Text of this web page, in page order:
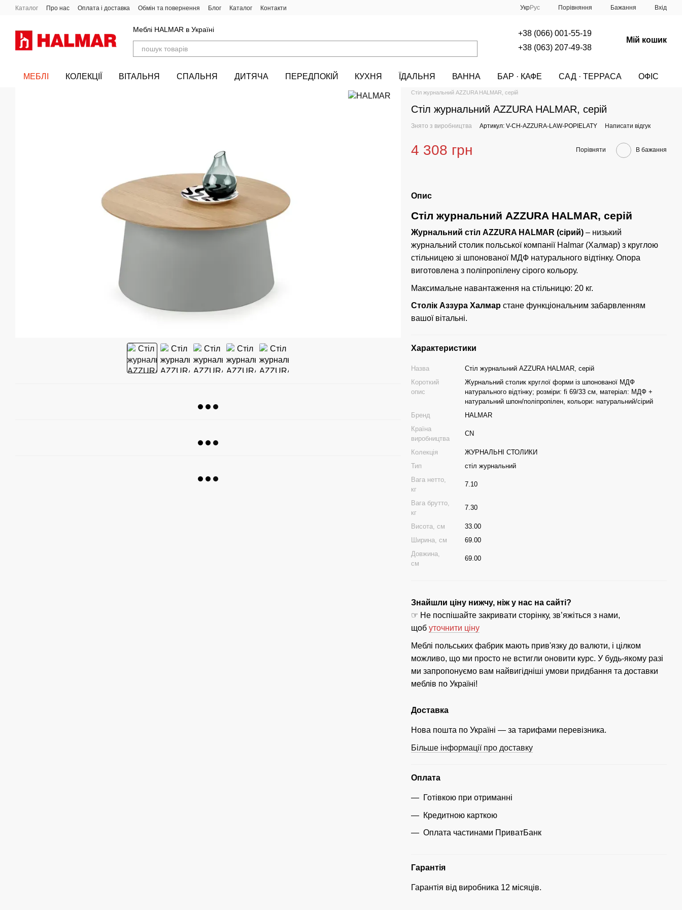
Перейти до основного контенту
Каталог Про нас Оплата і доставка Обмін та повернення Блог Каталог Контакти УкрРус Порівняння Бажання Вхід
Меблі HALMAR в Україні
+38 (066) 001-55-19
+38 (063) 207-49-38
Мій кошик
МЕБЛІ КОЛЕКЦІЇ ВІТАЛЬНЯ СПАЛЬНЯ ДИТЯЧА ПЕРЕДПОКІЙ КУХНЯ ЇДАЛЬНЯ ВАННА БАР · КАФЕ САД · ТЕРРАСА ОФІС
Стіл журнальний AZZURA HALMAR, серій
Стіл журнальний AZZURA HALMAR, серій
Знято з виробництва Артикул: V-CH-AZZURA-LAW-POPIELATY Написати відгук
4 308 грн Порівняти В бажання
Опис
Стіл журнальний AZZURA HALMAR, серій
Журнальний стіл AZZURA HALMAR (сірий) – низький
журнальний столик польської компанії Halmar (Халмар) з круглою
стільницею зі шпонованої МДФ натурального відтінку. Опора
виготовлена з поліпропілену сірого кольору.
Максимальне навантаження на стільницю: 20 кг.
Столік Аззура Халмар стане функціональним забарвленням
вашої вітальні.
Характеристики
Назва
Стіл журнальний AZZURA HALMAR, серій
Короткий
опис
Журнальний столик круглої форми із шпонованої МДФ
натурального відтінку; розміри: fi 69/33 см, матеріал: МДФ +
натуральний шпон/поліпропілен, кольори: натуральний/сірий
Бренд
HALMAR
Країна
виробництва
CN
Колекція
ЖУРНАЛЬНІ СТОЛИКИ
Тип
стіл журнальний
Вага нетто,
кг
7.10
Вага брутто,
кг
7.30
Висота, см
33.00
Ширина, см
69.00
Довжина,
см
69.00
Знайшли ціну нижчу, ніж у нас на сайті?
☞ Не поспішайте закривати сторінку, зв’яжіться з нами,
щобуточнити ціну
Меблі польських фабрик мають прив'язку до валюти, і цілком
можливо, що ми просто не встигли оновити курс. У будь-якому разі
ми запропонуємо вам найвигідніші умови придбання та доставки
меблів по Україні!
Доставка
Нова пошта по Україні — за тарифами перевізника.
Більше інформації про доставку
Оплата
Готівкою при отриманні
Кредитною карткою
Оплата частинами ПриватБанк
Гарантія
Гарантія від виробника 12 місяців.